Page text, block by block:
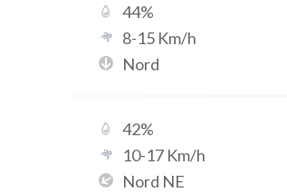
44%
8-15 Km/h
Nord
42%
10-17 Km/h
Nord NE